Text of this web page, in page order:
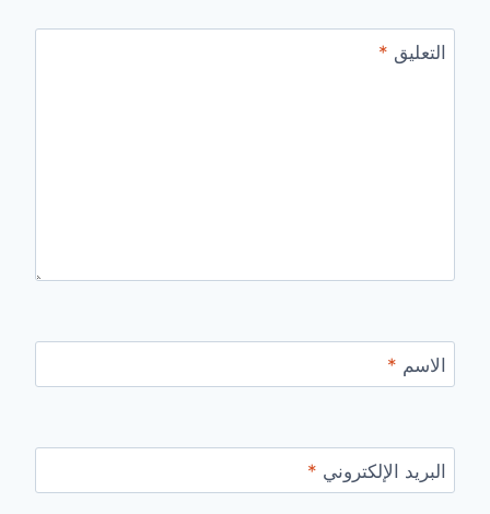
التعليق *
الاسم *
البريد الإلكتروني *